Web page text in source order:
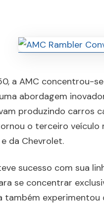
a AMC concentrou-
abordagem
produzindo carros
o terceiro veículo
da Chevrolet.
sucesso com sua
se concentrar
também